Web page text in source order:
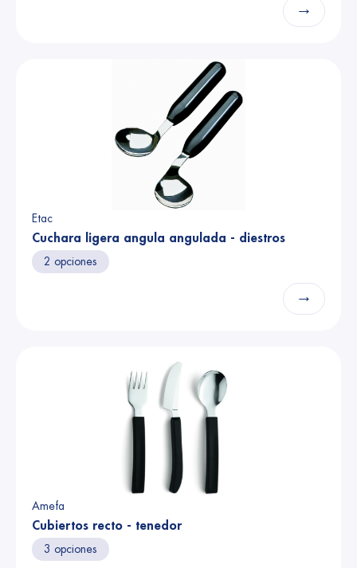
→
Etac
Cuchara ligera angula angulada - diestros
2 opciones
→
Amefa
Cubiertos recto - tenedor
3 opciones